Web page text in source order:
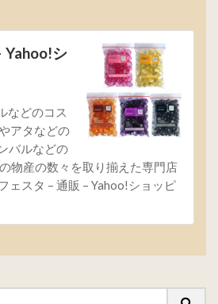
Yahoo!シ
などのコス
アタなどの
バルなどの
物産の数々を取り揃えた専門店
ェスタ – 通販 – Yahoo!ショッピ